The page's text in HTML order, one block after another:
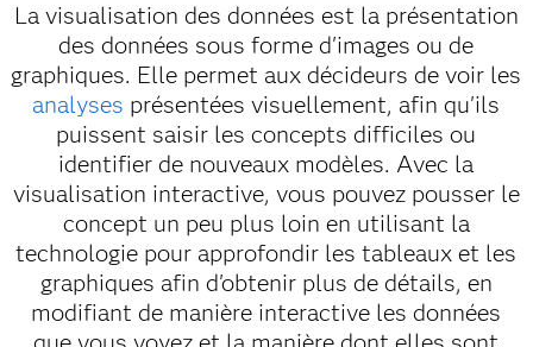
La visualisation des données est la présentation
des données sous forme d'images ou de
graphiques. Elle permet aux décideurs de voir les
analyses présentées visuellement, afin qu'ils
puissent saisir les concepts difficiles ou
identifier de nouveaux modèles. Avec la
visualisation interactive, vous pouvez pousser le
concept un peu plus loin en utilisant la
technologie pour approfondir les tableaux et les
graphiques afin d'obtenir plus de détails, en
modifiant de manière interactive les données